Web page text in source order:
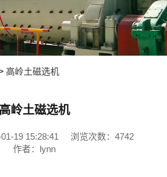
高岭土磁选机
高岭土磁选机
19 15:28:41
浏览次数：4742
作者：lynn